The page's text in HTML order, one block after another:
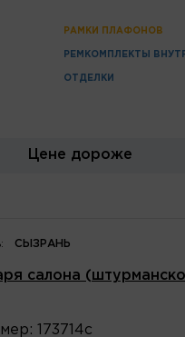
РАМКИ ПЛАФОНОВ
РЕМКОМПЛЕКТЫ
ОТДЕЛКИ
Цене дороже
СЫЗРАНЬ
салона
: 173714с